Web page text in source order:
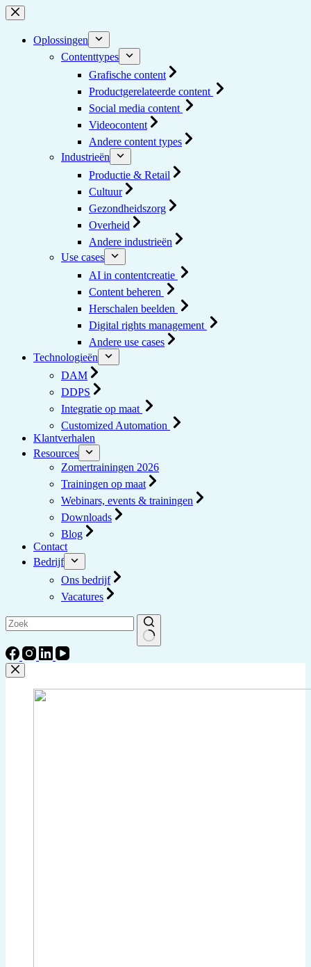
Ga
naar
inhoud
Oplossingen
Contenttypes
Grafische content
Productgerelateerde content
Social media content
Videocontent
Andere content types
Industrieën
Productie & Retail
Cultuur
Gezondheidszorg
Overheid
Andere industrieën
Use cases
AI in contentcreatie
Content beheren
Herschalen beelden
Digital rights management
Andere use cases
Technologieën
DAM
DDPS
Integratie op maat
Customized Automation
Klantverhalen
Resources
Zomertrainingen 2026
Trainingen op maat
Webinars, events & trainingen
Downloads
Blog
Contact
Bedrijf
Ons bedrijf
Vacatures